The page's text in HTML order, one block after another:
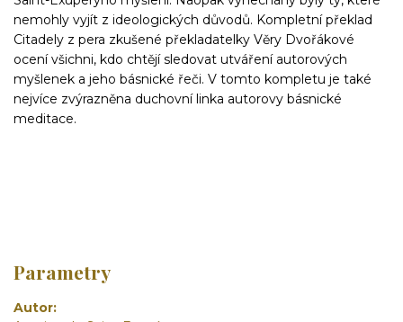
nemohly vyjít z ideologických důvodů. Kompletní překlad
Citadely z pera zkušené překladatelky Věry Dvořákové
ocení všichni, kdo chtějí sledovat utváření autorových
myšlenek a jeho básnické řeči. V tomto kompletu je také
nejvíce zvýrazněna duchovní linka autorovy básnické
meditace.
Parametry
Autor